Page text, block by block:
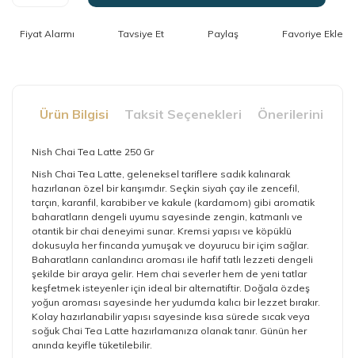
Fiyat Alarmı Tavsiye Et Paylaş
Ürün Bilgisi Taksit Seçenekleri Önerileriniz
Nish Chai Tea Latte 250 Gr
Nish Chai Tea Latte, geleneksel tariflere sadık kalınarak
hazırlanan özel bir karışımdır. Seçkin siyah çay ile zencefil,
tarçın, karanfil, karabiber ve kakule (kardamom) gibi aromatik
baharatların dengeli uyumu sayesinde zengin, katmanlı ve
otantik bir chai deneyimi sunar. Kremsi yapısı ve köpüklü
dokusuyla her fincanda yumuşak ve doyurucu bir içim sağlar.
Baharatların canlandırıcı aroması ile hafif tatlı lezzeti dengeli
şekilde bir araya gelir. Hem chai severler hem de yeni tatlar
keşfetmek isteyenler için ideal bir alternatiftir. Doğala özdeş
yoğun aroması sayesinde her yudumda kalıcı bir lezzet bırakır.
Kolay hazırlanabilir yapısı sayesinde kısa sürede sıcak veya
soğuk Chai Tea Latte hazırlamanıza olanak tanır. Günün her
anında keyifle tüketilebilir.